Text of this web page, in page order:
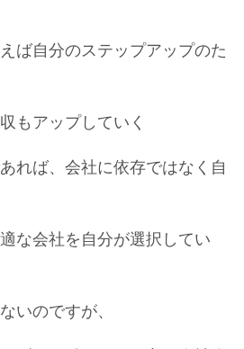
ば自分のステップアップのた
もアップしていく
れば、会社に依存ではなく自
な会社を自分が選択してい
いのですが、